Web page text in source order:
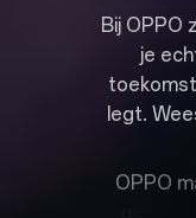
Bij OPPO z
je ech
toekomst
egt. Wee
OPPO m